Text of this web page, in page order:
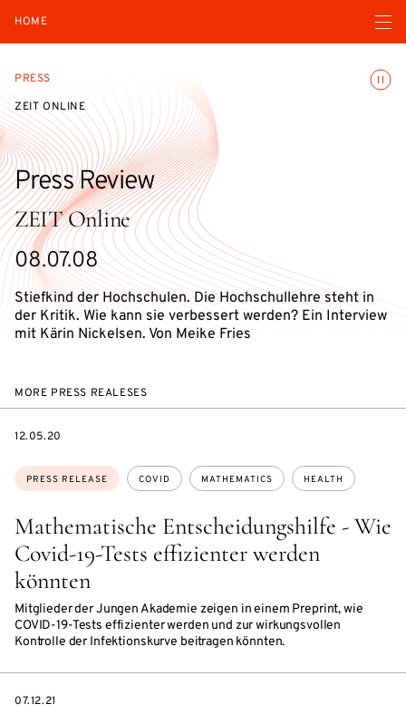
HOME Open
PRESS
ZEIT ONLINE
ZEIT Online
Press Review
08.07.08
Stiefkind der Hochschulen. Die Hochschullehre steht in
der Kritik. Wie kann sie verbessert werden? Ein Interview
mit Kärin Nickelsen. Von Meike Fries
MORE PRESS REALESES
Mathematische Entscheidungshilfe - Wie
Covid-19-Tests effizienter werden
könnten
Mitglieder der Jungen Akademie zeigen in einem Preprint, wie
COVID-19-Tests effizienter werden und zur wirkungsvollen
Kontrolle der Infektionskurve beitragen könnten.
Topics:
PRESS RELEASE COVID MATHEMATICS HEALTH
DATE
12.05.20
DATE
07.12.21